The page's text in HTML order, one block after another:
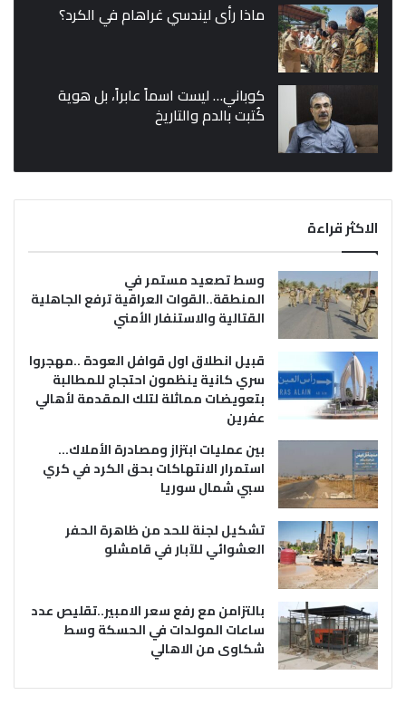
ماذا رأى ليندسي غراهام في الكرد؟
كوباني… ليست اسماً عابراً، بل هوية
كُتبت بالدم والتاريخ
الاكثر قراءة
وسط تصعيد مستمر في
المنطقة..القوات العراقية ترفع الجاهلية
القتالية والاستنفار الأمني
قبيل انطلاق اول قوافل العودة ..مهجروا
سري كانية ينظمون احتجاج للمطالبة
بتعويضات مماثلة لتلك المقدمة لأهالي
عفرين
بين عمليات ابتزاز ومصادرة الأملاك…
استمرار الانتهاكات بحق الكرد في كري
سبي شمال سوريا
تشكيل لجنة للحد من ظاهرة الحفر
العشوائي للآبار في قامشلو
بالتزامن مع رفع سعر الامبير..تقليص عدد
ساعات المولدات في الحسكة وسط
شكاوى من الاهالي